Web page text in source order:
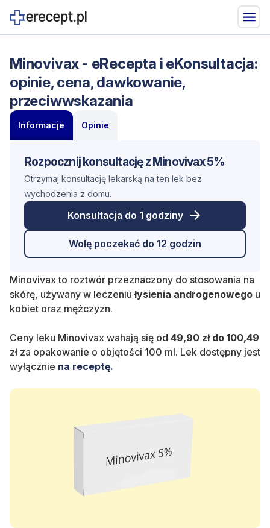
Minovivax - eRecepta i eKonsultacja:
opinie, cena, dawkowanie,
przeciwwskazania
Informacje Opinie
Rozpocznij konsultację z Minovivax 5%
Otrzymaj konsultację lekarską na ten lek bez
wychodzenia z domu.
Konsultacja do 1 godziny
Wolę poczekać do 12 godzin
Minovivax to roztwór przeznaczony do stosowania na
skórę, używany w leczeniułysienia androgenowego u
kobiet oraz mężczyzn.
Ceny leku Minovivax wahają się od 49,90 zł do 100,49
zł za opakowanie o objętości 100 ml. Lek dostępny jest
wyłącznie na receptę.